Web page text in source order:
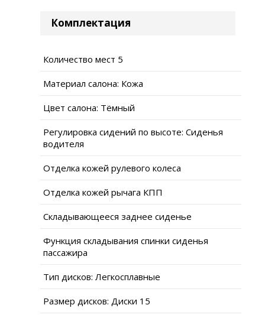
Комплектация
Количество мест 5
Материал салона: Кожа
Цвет салона: Тёмный
Регулировка сидений по высоте: Сиденья
водителя
Отделка кожей рулевого колеса
Отделка кожей рычага КПП
Складывающееся заднее сиденье
Функция складывания спинки сиденья
пассажира
Тип дисков: Легкосплавные
Размер дисков: Диски 15